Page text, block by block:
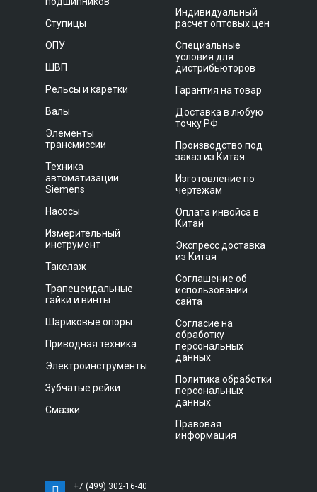
Ступицы
ОПУ
ШВП
Рельсы и каретки
Валы
Элементы
трансмиссии
Техника
автоматизации
Siemens
Насосы
Измерительный
инструмент
Такелаж
Трапецеидальные
гайки и винты
Шариковые опоры
Приводная техника
Электроинструменты
Зубчатые рейки
Смазки
Индивидуальный
расчет оптовых цен
Специальные
условия для
дистрибьюторов
Гарантия на товар
Доставка в любую
точку РФ
Производство под
заказ из Китая
Изготовление по
чертежам
Оплата инвойса в
Китай
Экспресс доставка
из Китая
Соглашение об
использовании
сайта
Согласие на
обработку
персональных
данных
Политика обработки
персональных
данных
Правовая
информация
+7 (499) 302-16-40